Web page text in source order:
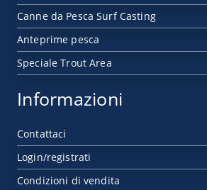
Canne da Pesca Surf Casting
Anteprime pesca
Speciale Trout Area
Informazioni
Contattaci
Login/registrati
Condizioni di vendita